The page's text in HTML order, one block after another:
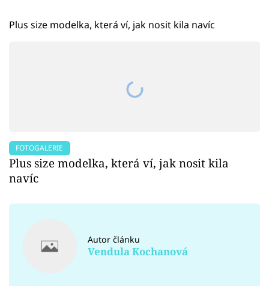
Plus size modelka, která ví, jak nosit kila navíc
FOTOGALERIE
Plus size modelka, která ví, jak nosit kila
navíc
Autor článku
Vendula Kochanová